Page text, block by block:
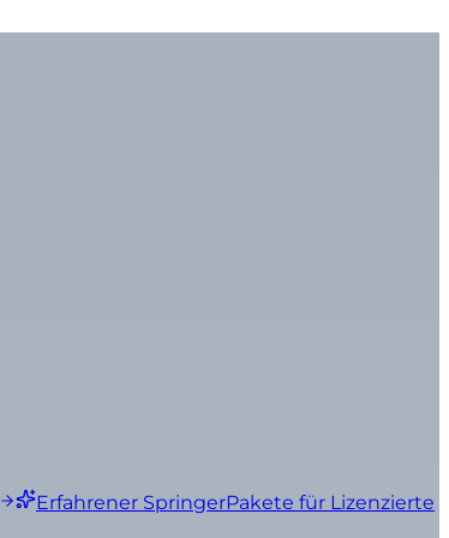
Erfahrener SpringerPakete für Lizenzierte